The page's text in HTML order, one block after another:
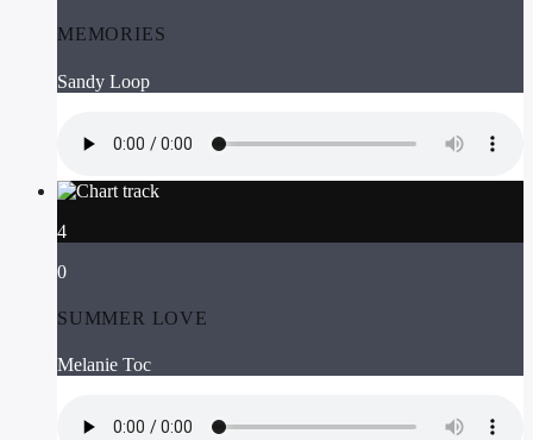
MEMORIES
Sandy Loop
4
0
SUMMER LOVE
Melanie Toc